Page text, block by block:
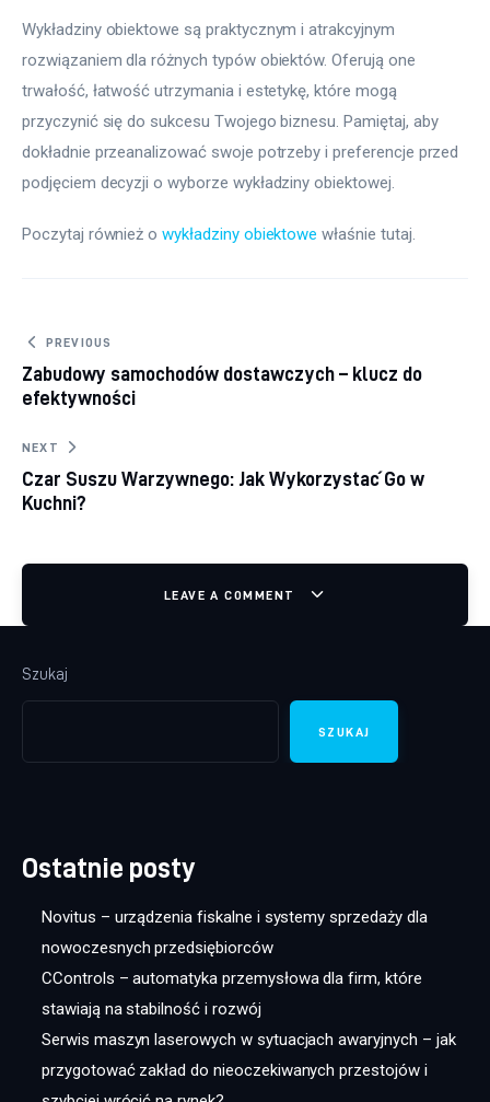
Wykładziny obiektowe są praktycznym i atrakcyjnym
rozwiązaniem dla różnych typów obiektów. Oferują one
trwałość, łatwość utrzymania i estetykę, które mogą
przyczynić się do sukcesu Twojego biznesu. Pamiętaj, aby
dokładnie przeanalizować swoje potrzeby i preferencje przed
podjęciem decyzji o wyborze wykładziny obiektowej.
Poczytaj również o wykładziny obiektowe właśnie tutaj.
Nawigacja wpisu
PREVIOUS
Zabudowy samochodów dostawczych – klucz do
efektywności
NEXT
Czar Suszu Warzywnego: Jak Wykorzystać Go w
Kuchni?
LEAVE A COMMENT
Szukaj
SZUKAJ
Ostatnie posty
Novitus – urządzenia fiskalne i systemy sprzedaży dla
nowoczesnych przedsiębiorców
CControls – automatyka przemysłowa dla firm, które
stawiają na stabilność i rozwój
Serwis maszyn laserowych w sytuacjach awaryjnych – jak
przygotować zakład do nieoczekiwanych przestojów i